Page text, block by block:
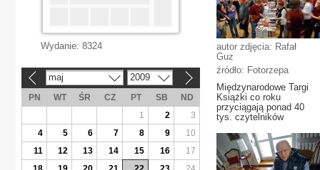
autor zdjęcia: Rafał
Guz
źródło: Fotorzepa
Międzynarodowe Targi
Książki co roku
przyciągają ponad 40
tys. czytelników
Wydanie: 8324
maj 2009
PN WT ŚR CZ PT SB
ND
1
2
3
4
5 6 7 8 9
10
11
12 13 14 15 16
17